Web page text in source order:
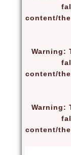
content/
Warning:
content/
Warning:
content/